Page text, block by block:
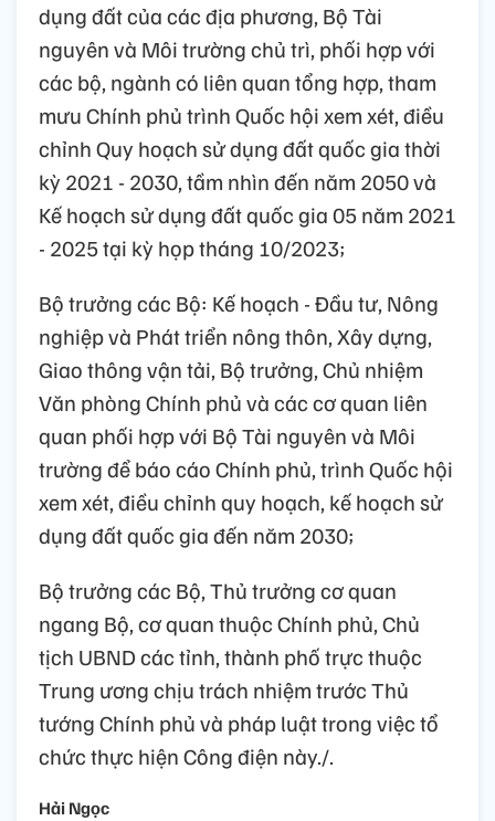
dụng đất của các địa phương, Bộ Tài
nguyên và Môi trường chủ trì, phối hợp với
các bộ, ngành có liên quan tổng hợp, tham
mưu Chính phủ trình Quốc hội xem xét, điều
chỉnh Quy hoạch sử dụng đất quốc gia thời
kỳ 2021 - 2030, tầm nhìn đến năm 2050 và
Kế hoạch sử dụng đất quốc gia 05 năm 2021
- 2025 tại kỳ họp tháng 10/2023;
Bộ trưởng các Bộ: Kế hoạch - Đầu tư, Nông
nghiệp và Phát triển nông thôn, Xây dựng,
Giao thông vận tải, Bộ trưởng, Chủ nhiệm
Văn phòng Chính phủ và các cơ quan liên
quan phối hợp với Bộ Tài nguyên và Môi
trường để báo cáo Chính phủ, trình Quốc hội
xem xét, điều chỉnh quy hoạch, kế hoạch sử
dụng đất quốc gia đến năm 2030;
Bộ trưởng các Bộ, Thủ trưởng cơ quan
ngang Bộ, cơ quan thuộc Chính phủ, Chủ
tịch UBND các tỉnh, thành phố trực thuộc
Trung ương chịu trách nhiệm trước Thủ
tướng Chính phủ và pháp luật trong việc tổ
chức thực hiện Công điện này./.
Hải Ngọc